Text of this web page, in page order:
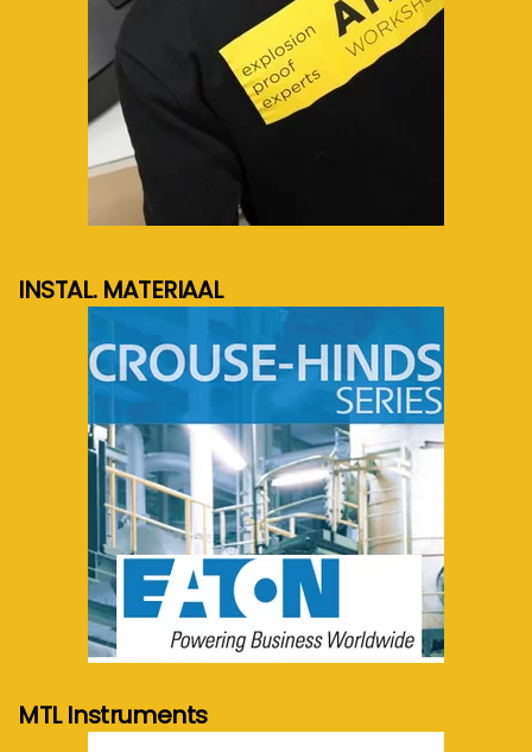
meer info...
INSTAL. MATERIAAL
meer info...
MTL Instruments